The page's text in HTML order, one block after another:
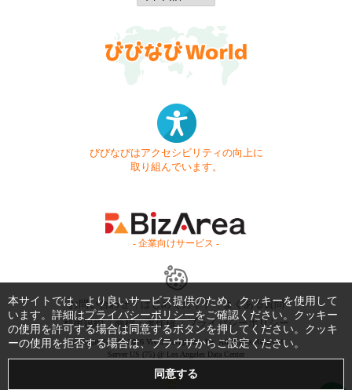
びびなびはアクセシビリティの向上に
取り組んでいます。
- 企業向けサービス -
お問い合わせ はじめてガイド
よくある質問
利用規約
商標・著作権 プライバシーポリシー
Copyright © 1999-2026 Vivid Navigation, Inc. All Rights Reserved.
Server US (75) @ Los Angeles Data Center
本サイトでは、より良いサービス提供のため、クッキーを使用して
います。詳細はプライバシーポリシーをご確認ください。クッキー
の使用を許可する場合は同意するボタンを押してください。クッキ
ーの使用を拒否する場合は、ブラウザからご設定ください。